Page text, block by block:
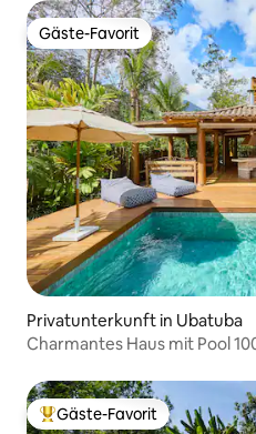
Gäste-Favorit
Gäste-Favorit
Privatunterkunft in Ubatuba
Charmantes Haus mit Pool
Beliebter Gäste-Favorit.
Gäste-Favorit